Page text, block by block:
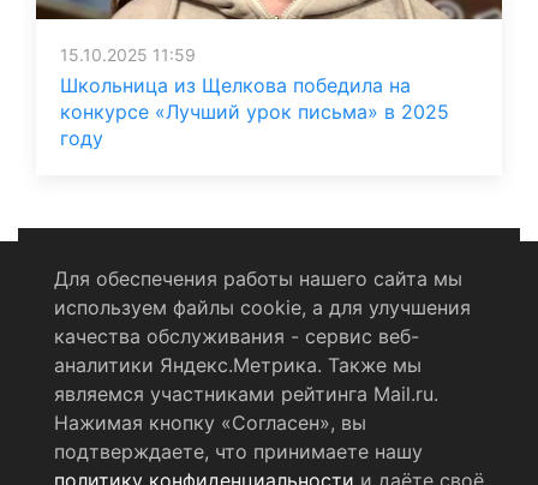
15.10.2025 11:59
Школьница из Щелкова победила на
конкурсе «Лучший урок письма» в 2025
году
Политика конфиденциальности
Согласие на обработку персональных данных
RSS-лента
Для обеспечения работы нашего сайта мы
используем файлы cookie, а для улучшения
качества обслуживания - сервис веб-
аналитики Яндекс.Метрика. Также мы
являемся участниками рейтинга Mail.ru.
Нажимая кнопку «Согласен», вы
подтверждаете, что принимаете нашу
политику конфиденциальности и даёте своё